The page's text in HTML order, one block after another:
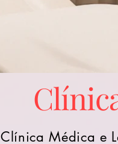
Clínica Médica e